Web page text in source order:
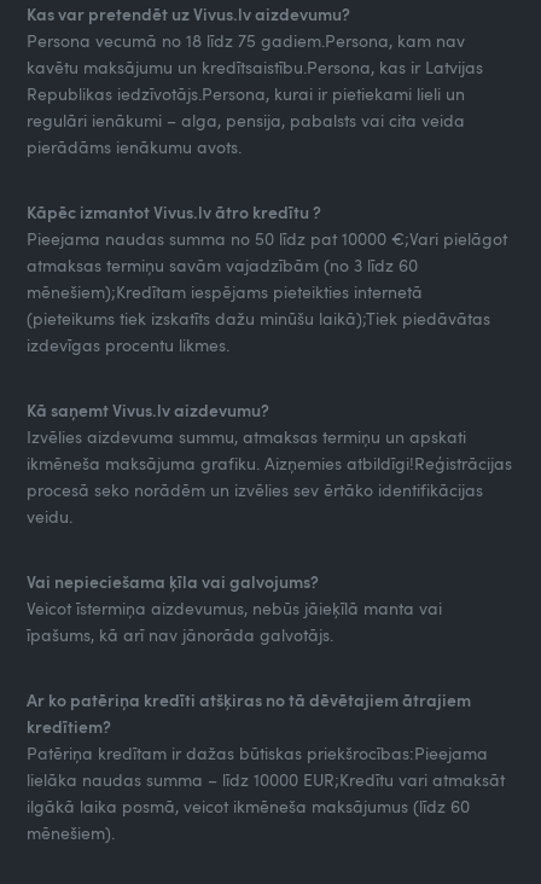
Kas var pretendēt uz Vivus.lv aizdevumu?
Persona vecumā no 18 līdz 75 gadiem.Persona, kam nav
kavētu maksājumu un kredītsaistību.Persona, kas ir Latvijas
Republikas iedzīvotājs.Persona, kurai ir pietiekami lieli un
regulāri ienākumi – alga, pensija, pabalsts vai cita veida
pierādāms ienākumu avots.
Kāpēc izmantot Vivus.lv ātro kredītu ?
Pieejama naudas summa no 50 līdz pat 10000 €;Vari pielāgot
atmaksas termiņu savām vajadzībām (no 3 līdz 60
mēnešiem);Kredītam iespējams pieteikties internetā
(pieteikums tiek izskatīts dažu minūšu laikā);Tiek piedāvātas
izdevīgas procentu likmes.
Kā saņemt Vivus.lv aizdevumu?
Izvēlies aizdevuma summu, atmaksas termiņu un apskati
ikmēneša maksājuma grafiku. Aizņemies atbildīgi!Reģistrācijas
procesā seko norādēm un izvēlies sev ērtāko identifikācijas
veidu.
Vai nepieciešama ķīla vai galvojums?
Veicot īstermiņa aizdevumus, nebūs jāieķīlā manta vai
īpašums, kā arī nav jānorāda galvotājs.
Ar ko patēriņa kredīti atšķiras no tā dēvētajiem ātrajiem
kredītiem?
Patēriņa kredītam ir dažas būtiskas priekšrocības:Pieejama
lielāka naudas summa – līdz 10000 EUR;Kredītu vari atmaksāt
ilgākā laika posmā, veicot ikmēneša maksājumus (līdz 60
mēnešiem).